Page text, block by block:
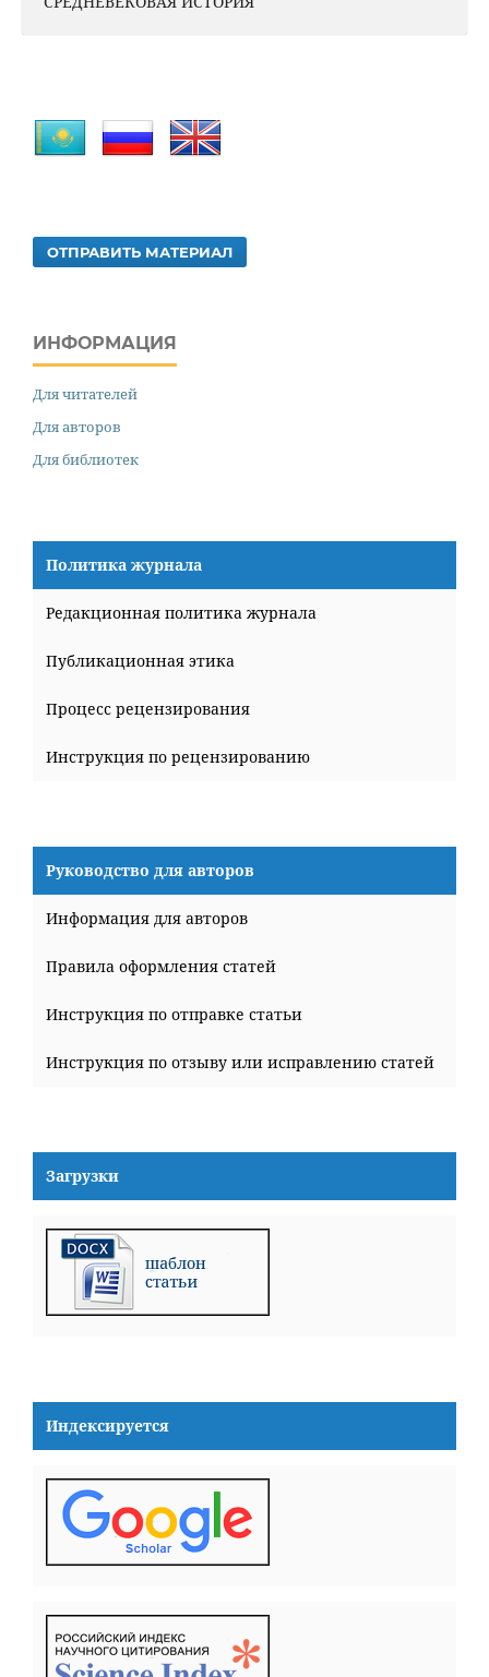
ОТПРАВИТЬ МАТЕРИАЛ
ИНФОРМАЦИЯ
Для читателей
Для авторов
Для библиотек
Политика журнала
Редакционная политика журнала
Публикационная этика
Процесс рецензирования
Инструкция по рецензированию
Руководство для авторов
Информация для авторов
Правила оформления статей
Инструкция по отправке статьи
Инструкция по отзыву или исправлению статей
Загрузки
Индексируется